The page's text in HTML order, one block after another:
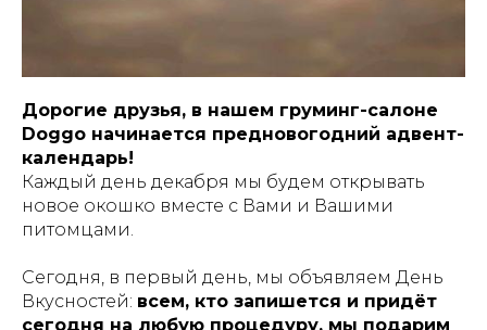
Дорогие друзья, в нашем груминг-салоне
Doggo начинается предновогодний адвент-
календарь!
Каждый день декабря мы будем открывать
новое окошко вместе с Вами и Вашими
питомцами.
Сегодня, в первый день, мы объявляем День
Вкусностей: всем, кто запишется и придёт
сегодня на любую процедуру, мы подарим